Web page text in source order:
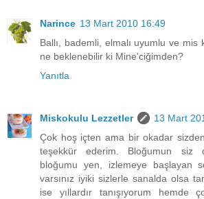
Narince 13 Mart 2010 16:49
Ballı, bademli, elmalı uyumlu ve mis
ne beklenebilir ki Mine'ciğimden?
Yanıtla
Miskokulu Lezzetler
13 Mart
Çok hoş içten ama bir okadar
teşekkür ederim. Bloğumun siz
bloğumu yen, izlemeye başlayan
varsınız iyiki sizlerle sanalda olsa
ise yıllardır tanışıyorum hemde